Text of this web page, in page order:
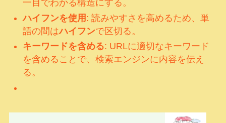
一目でわかる構造にする。
ハイフンを使用 : 読みやすさを高めるため、単
語の間はハイフンで区切る。
キーワードを含める: URLに適切なキーワード
を含めることで、検索エンジンに内容を伝え
る。